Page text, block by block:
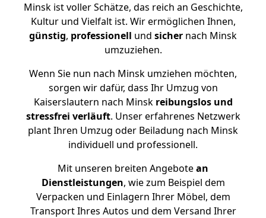
Minsk ist voller Schätze, das reich an Geschichte,
Kultur und Vielfalt ist. Wir ermöglichen Ihnen,
günstig, professionell und sicher nach Minsk
umzuziehen.
Wenn Sie nun nach Minsk umziehen möchten,
sorgen wir dafür, dass Ihr Umzug von
Kaiserslautern nach Minsk reibungslos und
stressfrei verläuft. Unser erfahrenes Netzwerk
plant Ihren Umzug oder Beiladung nach Minsk
individuell und professionell.
Mit unseren breiten Angebotean
Dienstleistungen, wie zum Beispiel dem
Verpacken und Einlagern Ihrer Möbel, dem
Transport Ihres Autos und dem Versand Ihrer